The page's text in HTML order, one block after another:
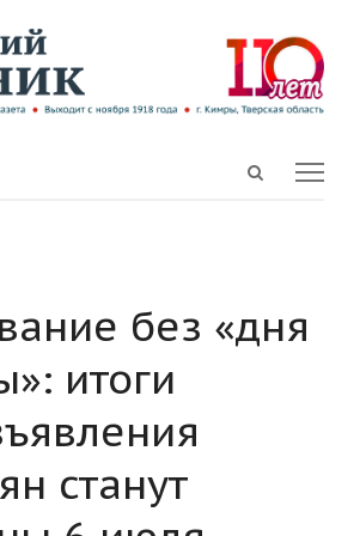
Open
без «дня
итоги
станут